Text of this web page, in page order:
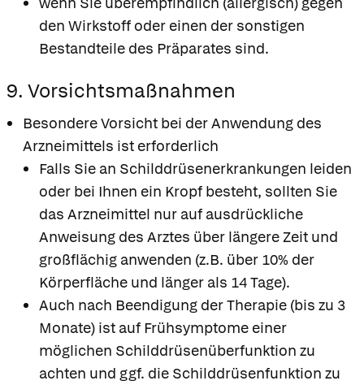
den Wirkstoff oder einen der sonstigen
Bestandteile des Präparates sind.
9. Vorsichtsmaßnahmen
Besondere Vorsicht bei der Anwendung des
Arzneimittels ist erforderlich
Falls Sie an Schilddrüsenerkrankungen leiden
oder bei Ihnen ein Kropf besteht, sollten Sie
das Arzneimittel nur auf ausdrückliche
Anweisung des Arztes über längere Zeit und
großflächig anwenden (z.B. über 10% der
Körperfläche und länger als 14 Tage).
Auch nach Beendigung der Therapie (bis zu 3
Monate) ist auf Frühsymptome einer
möglichen Schilddrüsenüberfunktion zu
achten und ggf. die Schilddrüsenfunktion zu